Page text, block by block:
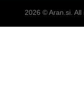
2026 © Aran.si.